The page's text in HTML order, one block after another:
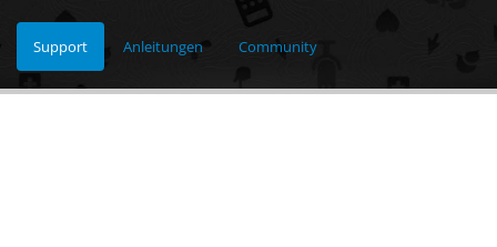
Support Anleitungen Community